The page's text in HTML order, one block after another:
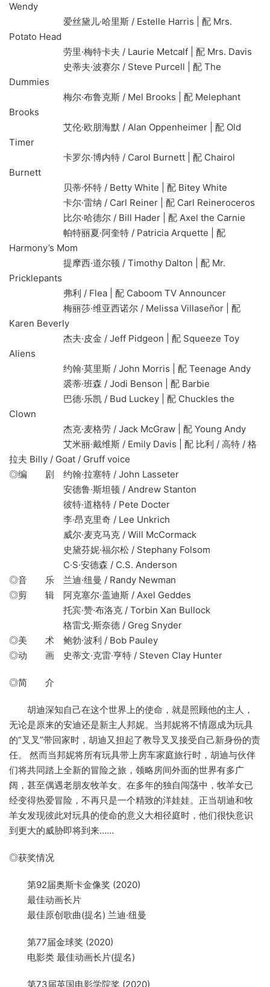
Wendy
爱丝黛儿·哈里斯 / Estelle Harris | 配 Mrs.
Potato Head
劳里·梅特卡夫 / Laurie Metcalf | 配 Mrs. Davis
史蒂夫·波赛尔 / Steve Purcell | 配 The
Dummies
梅尔·布鲁克斯 / Mel Brooks | 配 Melephant
Brooks
艾伦·欧朋海默 / Alan Oppenheimer | 配 Old
Timer
卡罗尔·博内特 / Carol Burnett | 配 Chairol
Burnett
贝蒂·怀特 / Betty White | 配 Bitey White
卡尔·雷纳 / Carl Reiner | 配 Carl Reineroceros
比尔·哈德尔 / Bill Hader | 配 Axel the Carnie
帕特丽夏·阿奎特 / Patricia Arquette | 配
Harmony’s Mom
提摩西·道尔顿 / Timothy Dalton | 配 Mr.
Pricklepants
弗利 / Flea | 配 Caboom TV Announcer
梅丽莎·维亚西诺尔 / Melissa Villaseñor | 配
Karen Beverly
杰夫·皮金 / Jeff Pidgeon | 配 Squeeze Toy
Aliens
约翰·莫里斯 / John Morris | 配 Teenage Andy
裘蒂·班森 / Jodi Benson | 配 Barbie
巴德·乐凯 / Bud Luckey | 配 Chuckles the
Clown
杰克·麦格劳 / Jack McGraw | 配 Young Andy
艾米丽·戴维斯 / Emily Davis | 配 比利 / 高特 / 格
拉夫 Billy / Goat / Gruff voice
◎编 剧 约翰·拉塞特 / John Lasseter
安德鲁·斯坦顿 / Andrew Stanton
彼特·道格特 / Pete Docter
李·昂克里奇 / Lee Unkrich
威尔·麦克马克 / Will McCormack
史黛芬妮·福尔松 / Stephany Folsom
C·S·安德森 / C.S. Anderson
◎音 乐 兰迪·纽曼 / Randy Newman
◎剪 辑 阿克塞尔·盖迪斯 / Axel Geddes
托宾·赞·布洛克 / Torbin Xan Bullock
格雷戈·斯奈德 / Greg Snyder
◎美 术 鲍勃·波利 / Bob Pauley
◎动 画 史蒂文·克雷·亨特 / Steven Clay Hunter
◎简 介
胡迪深知自己在这个世界上的使命，就是照顾他的主人，
无论是原来的安迪还是新主人邦妮。当邦妮将不情愿成为玩具
的“叉叉”带回家时，胡迪又担起了教导叉叉接受自己新身份的责
任。 然而当邦妮将所有玩具带上房车家庭旅行时，胡迪与伙伴
们将共同踏上全新的冒险之旅，领略房间外面的世界有多广
阔，甚至偶遇老朋友牧羊女。在多年的独自闯荡中，牧羊女已
经变得热爱冒险，不再只是一个精致的洋娃娃。正当胡迪和牧
羊女发现彼此对玩具的使命的意义大相径庭时，他们很快意识
到更大的威胁即将到来……
◎获奖情况
第92届奥斯卡金像奖 (2020)
最佳动画长片
最佳原创歌曲(提名) 兰迪·纽曼
第77届金球奖 (2020)
电影类 最佳动画长片(提名)
第73届英国电影学院奖 (2020)